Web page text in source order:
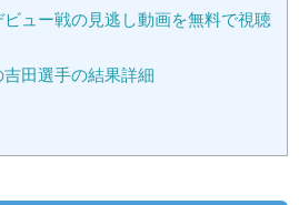
ュー戦の見逃し動画を無料で視聴
田選手の結果詳細